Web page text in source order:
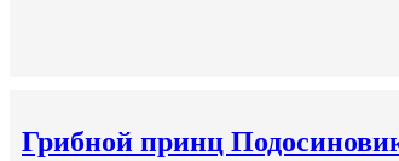
Грибной принц